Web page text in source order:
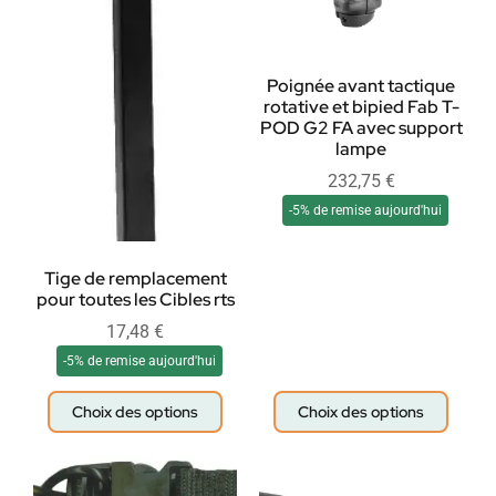
Tige de remplacement
pour toutes les Cibles rts
17,48 €
-5% de remise aujourd'hui
Choix des options
Poignée avant tactique
rotative et bipied Fab T-
POD G2 FA avec support
lampe
232,75 €
-5% de remise aujourd'hui
Choix des options